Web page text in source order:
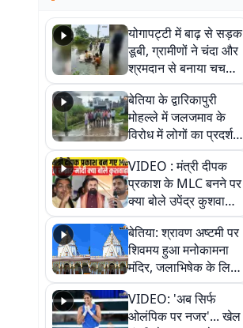
योगापट्टी में बाढ़ से सड़क
डूबी, ग्रामीणों ने चंदा और
श्रमदान से बनाया चचरी
पुल
बेतिया के द्वारिकापुरी
मोहल्ले में जलजमाव के
विरोध में लोगों का प्रदर्शन,
स्थायी समाधान की मांग
VIDEO : मंत्री दीपक
प्रकाश के MLC बनने पर
क्या बोले उपेंद्र कुशवाहा,
सुनिए
बेतिया: श्रावण अष्टमी पर
शिवमय हुआ मनोकामना
मंदिर, जलाभिषेक के लिए
लगी लंबी कतारें
VIDEO: 'अब सिर्फ
ओलंपिक पर नजर'... खेल